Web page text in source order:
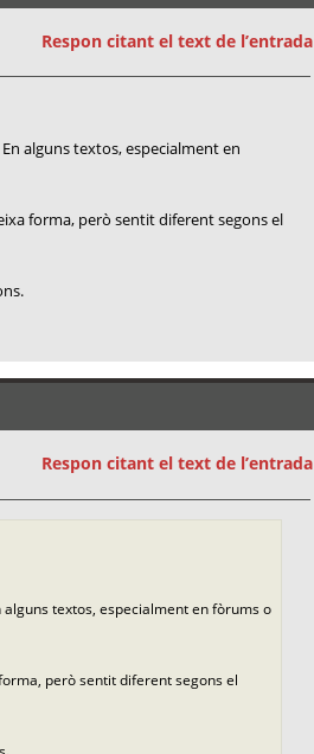
Respon citant el text de l’entrada
alguns textos, especialment en
forma, però sentit diferent segons el
Respon citant el text de l’entrada
textos, especialment en fòrums o
però sentit diferent segons el